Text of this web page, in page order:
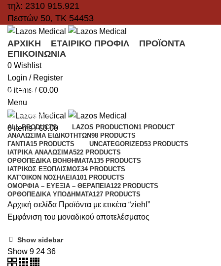
τηλ: 2310 915.921
Πεστών 50, ΤΚ 54453
ΑΡΧΙΚΉ ΕΤΑΙΡΙΚΌ ΠΡΟΦΊΛ
ΠΡΟΪΌΝΤΑ
ΕΠΙΚΟΙΝΩΝΊΑ
0 Wishlist
Login / Register
0 items / €0.00
Menu
0items / €0.00
ziehl
Categories
ALL PRODUCTS LAZOS PRODUCTION1 PRODUCT
ΑΝΑΛΏΣΙΜΑ ΕΙΔΙΚΟΤΉΤΩΝ98 PRODUCTS
ΓΆΝΤΙΑ15 PRODUCTS UNCATEGORIZED53 PRODUCTS
ΙΑΤΡΙΚΆ ΑΝΑΛΏΣΙΜΑ522 PRODUCTS
ΟΡΘΟΠΕΔΙΚΆ ΒΟΗΘΉΜΑΤΑ135 PRODUCTS
ΙΑΤΡΙΚΌΣ ΕΞΟΠΛΙΣΜΌΣ34 PRODUCTS
ΚΑΤ'ΟΊΚΟΝ ΝΟΣΗΛΕΊΑ101 PRODUCTS
ΟΜΟΡΦΙΆ – ΕΥΕΞΊΑ – ΘΕΡΑΠΕΊΑ122 PRODUCTS
ΟΡΘΟΠΕΔΙΚΆ ΥΠΟΔΉΜΑΤΑ127 PRODUCTS
Αρχική σελίδα Προϊόντα με ετικέτα “ziehl”
Εμφάνιση του μοναδικού αποτελέσματος
Show sidebar
Show 9 24 36